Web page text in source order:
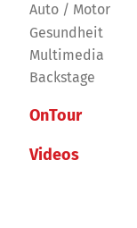
Auto / Motor
Gesundheit
Multimedia
Backstage
OnTour
Videos